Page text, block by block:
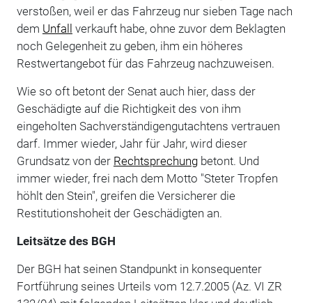
verstoßen, weil er das Fahrzeug nur sieben Tage nach
dem Unfall verkauft habe, ohne zuvor dem Beklagten
noch Gelegenheit zu geben, ihm ein höheres
Restwertangebot für das Fahrzeug nachzuweisen.
Wie so oft betont der Senat auch hier, dass der
Geschädigte auf die Richtigkeit des von ihm
eingeholten Sachverständigengutachtens vertrauen
darf. Immer wieder, Jahr für Jahr, wird dieser
Grundsatz von der Rechtsprechungbetont. Und
immer wieder, frei nach dem Motto "Steter Tropfen
höhlt den Stein", greifen die Versicherer die
Restitutionshoheit der Geschädigten an.
Leitsätze des BGH
Der BGH hat seinen Standpunkt in konsequenter
Fortführung seines Urteils vom 12.7.2005 (Az. VI ZR